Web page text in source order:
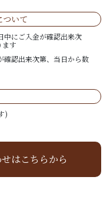
ついて
にご入金が確認出来次
ます
認出来次第、当日から数
)
はこちらから